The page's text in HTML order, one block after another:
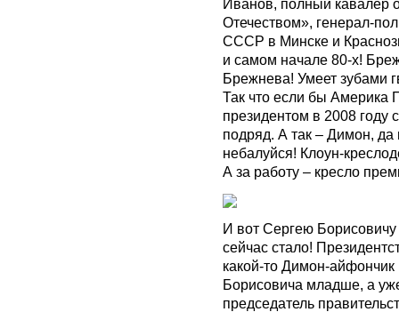
Иванов, полный кавалер
Отечеством», генерал-
СССР в Минске и
и самом начале 80-х!
Брежнева! Умеет зубами
Так что если бы Америка
президентом в 2008
подряд. А так – Димон,
небалуйся! Клоун-
А за работу – кресло
И вот Сергею
сейчас стало!
какой-то Димон-
Борисовича младше, а
председатель